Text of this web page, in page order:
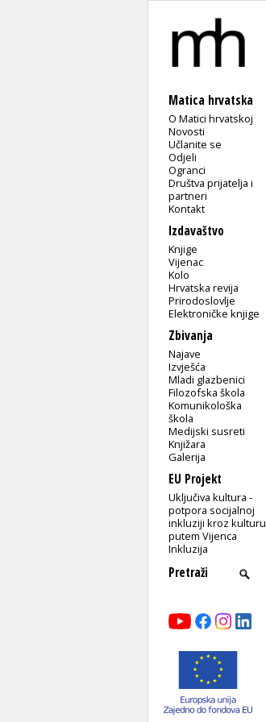
Matica hrvatska
O Matici hrvatskoj
Novosti
Učlanite se
Odjeli
Ogranci
Društva prijatelja i
partneri
Kontakt
Izdavaštvo
Knjige
Vijenac
Kolo
Hrvatska revija
Prirodoslovlje
Elektroničke knjige
Zbivanja
Najave
Izvješća
Mladi glazbenici
Filozofska škola
Komunikološka
škola
Medijski susreti
Knjižara
Galerija
EU Projekt
Uključiva kultura -
potpora socijalnoj
inkluziji kroz kulturu
putem Vijenca
Inkluzija